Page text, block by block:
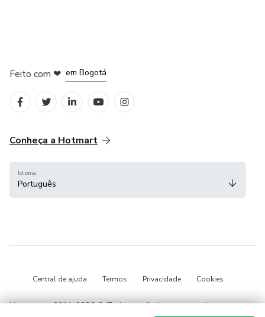
Feito com ❤ em Bogotá
Conheça a Hotmart
Idioma
Português
Central de ajuda Termos Privacidade Cookies
Hotmart — 2011-2026 © Todos os direitos reservados.